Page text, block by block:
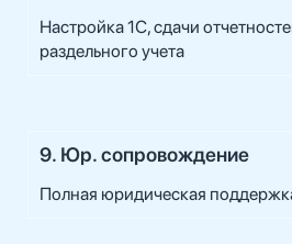
Настройка 1С, сдачи
раздельного учета
9. Юр. сопровождение
Полная юридическая